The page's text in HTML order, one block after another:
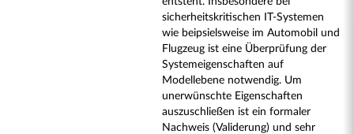
sicherheitskritischen IT-Systemen
wie beipsielsweise im Automobil und
Flugzeug ist eine Überprüfung der
Systemeigenschaften auf
Modellebene notwendig. Um
unerwünschte Eigenschaften
auszuschließen ist ein formaler
Nachweis (Validerung) und sehr